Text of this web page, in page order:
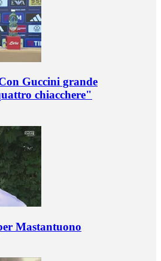
Guccini grande
chiacchere"
Mastantuono